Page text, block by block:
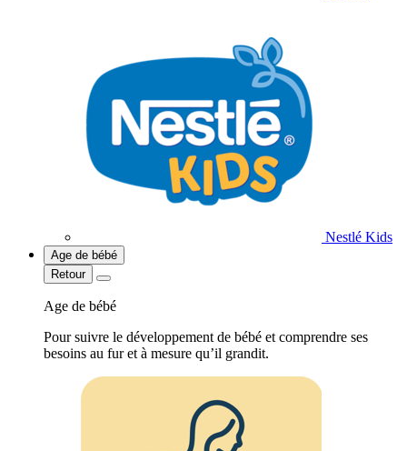
Nestlé Kids
Age de bébé
Retour
Age de bébé
Pour suivre le développement de bébé et comprendre ses
besoins au fur et à mesure qu’il grandit.